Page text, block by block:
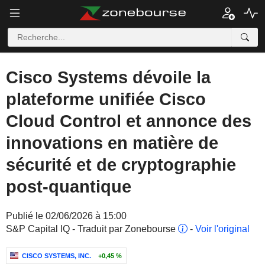
Cisco Systems dévoile la
plateforme unifiée Cisco
Cloud Control et annonce des
innovations en matière de
sécurité et de cryptographie
post-quantique
Publié le 02/06/2026 à 15:00
S&P Capital IQ - Traduit par Zonebourse
- Voir l'original
CISCO SYSTEMS, INC. +0,45 %